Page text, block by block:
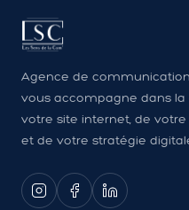
Agence de
vous accompagne dans la
votre site internet, de
et de votre stratégie